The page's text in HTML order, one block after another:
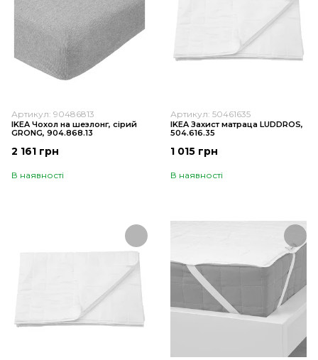
Артикул: 90486813
IKEA Чохол на шезлонг, сірий
GRONG, 904.868.13
2 161 грн
В наявності
Артикул: 50461635
IKEA Захист матраца LUDDROS,
504.616.35
1 015 грн
В наявності